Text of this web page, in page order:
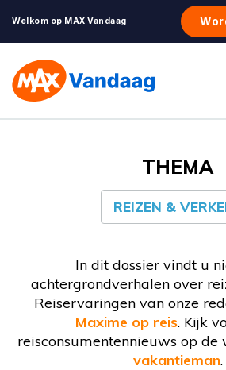
Welkom op MAX Vandaag
THEMA
REIZEN &
In dit dossier vindt u
achtergrondverhalen over
Reiservaringen van onze
Maxime op reis. Kijk
reisconsumentennieuws op de
vakantieman.